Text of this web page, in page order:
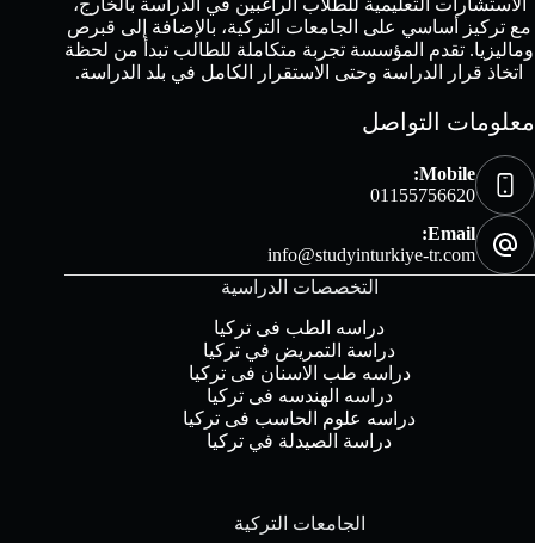
الاستشارات التعليمية للطلاب الراغبين في الدراسة بالخارج،
مع تركيز أساسي على الجامعات التركية، بالإضافة إلى قبرص
وماليزيا. تقدم المؤسسة تجربة متكاملة للطالب تبدأ من لحظة
اتخاذ قرار الدراسة وحتى الاستقرار الكامل في بلد الدراسة.
معلومات التواصل
Mobile:
01155756620
Email:
info@studyinturkiye-tr.com
التخصصات الدراسية
دراسه الطب فى تركيا
دراسة التمريض في تركيا
دراسه طب الاسنان فى تركيا
دراسه الهندسه فى تركيا
دراسه علوم الحاسب فى تركيا
دراسة الصيدلة في تركيا
الجامعات التركية